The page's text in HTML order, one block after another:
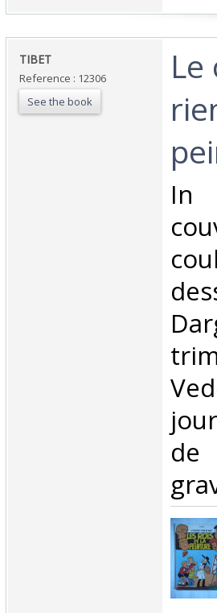
‎TIBET‎
Reference : 12306
See the book
‎In